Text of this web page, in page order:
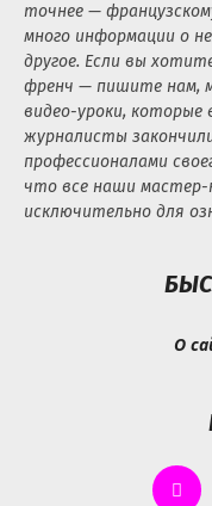
точнее —
много информации о
другое. Если вы
френч — пишите нам,
видео-уроки, которые
журналисты
профессионалами
что все наши мастер-
исключительно для
О